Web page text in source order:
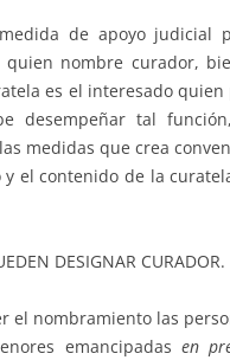
de apoyo judicial
nombre curador,
es el interesado quien
desempeñar tal
medidas que crea
el contenido de la
DESIGNAR CURADOR.
el nombramiento las
emancipadas en